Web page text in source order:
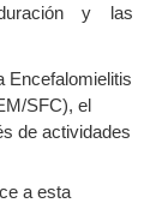
y las
Encefalomielitis
SFC), el
de actividades
a esta